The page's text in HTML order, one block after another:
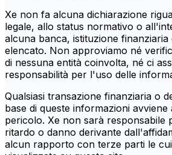
Xe non fa alcuna dichiarazione
legale, allo status normativo o
alcuna banca, istituzione finanziaria
elencato. Non approviamo né
di nessuna entità coinvolta, né ci
responsabilità per l'uso delle
Qualsiasi transazione finanziaria o
base di queste informazioni
pericolo. Xe non sarà responsabile
ritardo o danno derivante
alcun rapporto con terze parti le